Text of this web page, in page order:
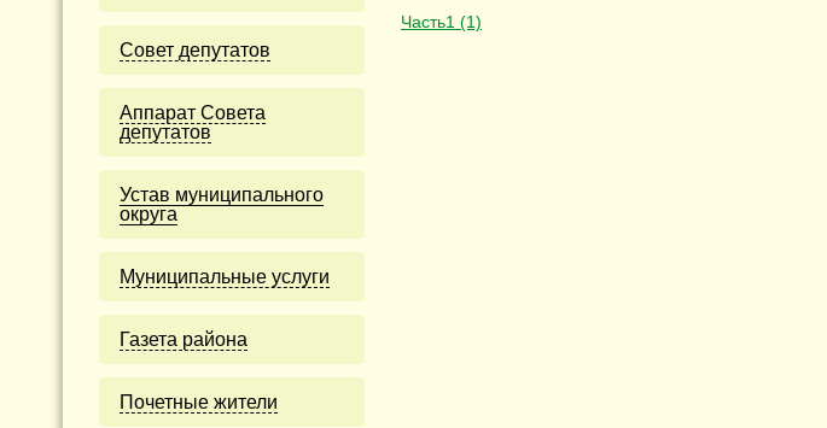
Cовет депутатов
Аппарат Совета
депутатов
Устав муниципального
округа
Муниципальные услуги
Газета района
Почетные жители
Часть1 (1)